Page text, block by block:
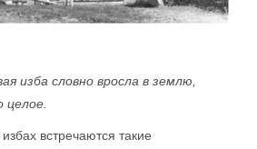
изба словно вросла в землю,
целое.
встречаются такие